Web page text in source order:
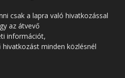
csak a lapra való hivatkozással
az átvevő
információt,
minden közlésnél